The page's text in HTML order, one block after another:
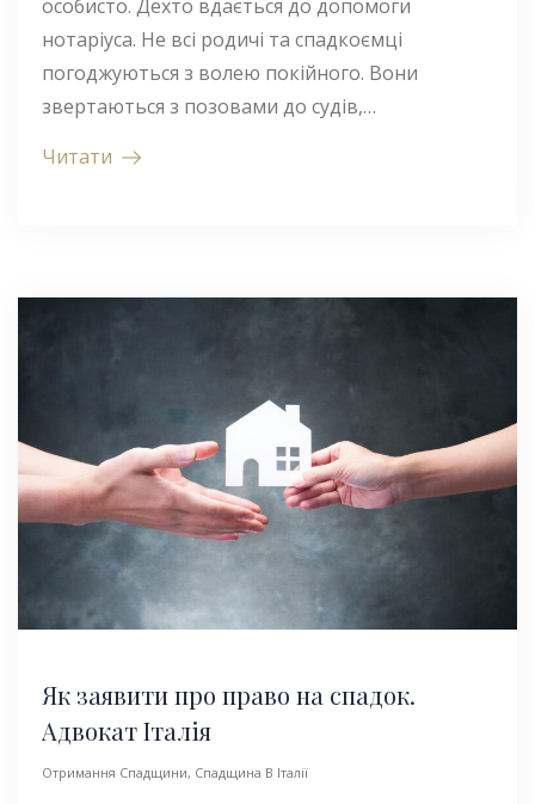
особисто. Дехто вдається до допомоги
нотаріуса. Не всі родичі та спадкоємці
погоджуються з волею покійного. Вони
звертаються з позовами до судів,…
Читати
Як заявити про право на спадок.
Адвокат Італія
Отримання Спадщини, Спадщина В Італії